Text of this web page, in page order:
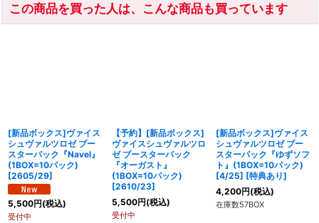
この商品を買った人は、こんな商品も買っています
[新品ボックス]ヴァイス
シュヴァルツロゼ ブー
スターパック『Navel』
(1BOX=10パック)
[2605/29]
5,500円(税込)
受付中
【予約】[新品ボックス]
ヴァイスシュヴァルツロ
ゼ ブースターパック
『オーガスト』
(1BOX=10パック)
[2610/23]
5,500円(税込)
受付中
[新品ボックス]ヴァイス
シュヴァルツロゼ ブー
スターパック『ゆずソフ
ト』(1BOX=10パック)
[4/25] [特典あり]
4,200円(税込)
在庫数57BOX